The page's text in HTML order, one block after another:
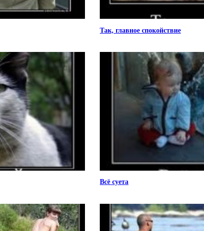
Так, главное спокойствие
Всё суета